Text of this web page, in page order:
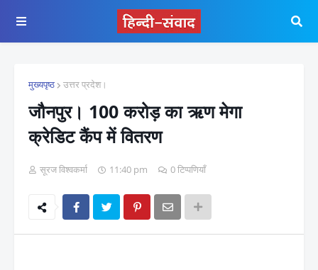
मुख्यपृष्ठ उत्तर प्रदेश।
जौनपुर। 100 करोड़ का ऋण मेगा
क्रेडिट कैंप में वितरण
सूरज विश्वकर्मा 11:40 pm 0 टिप्पणियाँ